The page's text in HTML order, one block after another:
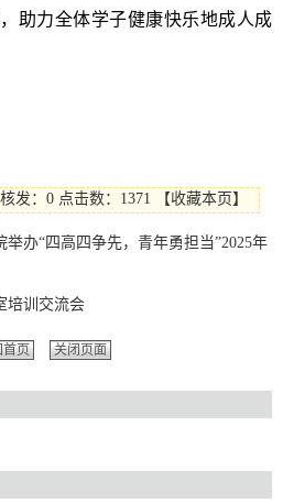
助力全体学子健康快乐地成人成
核发：0 点击数： 1371 【收藏本页 】
举办“四高四争先，青年勇担当”2025年
培训交流会
首页 关闭页面